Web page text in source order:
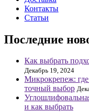
Контакты
Статьи
Последние
Как выбрать
Декабрь 19, 2024
Микрокрепеж: где
точный выбор
и как выбрать